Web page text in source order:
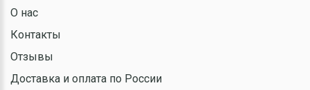
О нас
Контакты
Отзывы
Доставка и оплата по России